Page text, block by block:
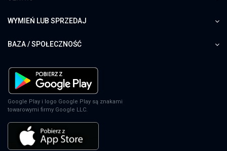
WYMIEŃ LUB SPRZEDAJ
BAZA / SPOŁECZNOŚĆ
Google Play i logo Google Play są znakami
towarowymi firmy Google LLC.